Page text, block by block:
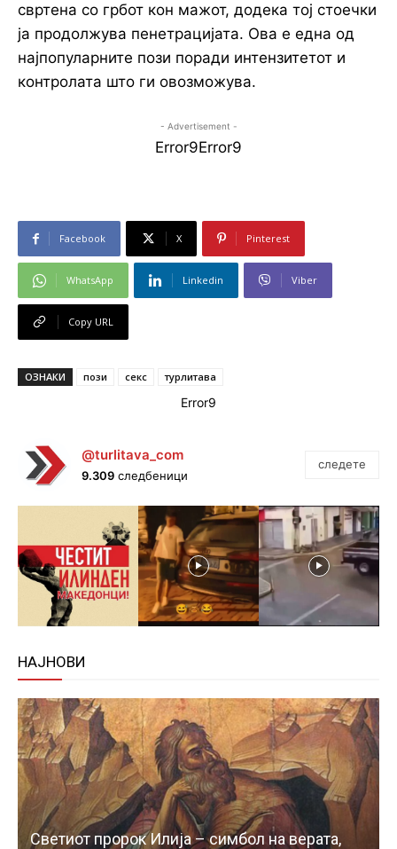
свртена со грбот кон мажот, додека тој стоечки
ја продолжува пенетрацијата. Ова е една од
најпопуларните пози поради интензитетот и
контролата што ги овозможува.
- Advertisement -
Error9Error9
Facebook X Pinterest
WhatsApp Linkedin Viber
Copy URL
ОЗНАКИ пози секс турлитава
Error9
@turlitava_com
9.309 следбеници
следете
НАЈНОВИ
Светиот пророк Илија – симбол на верата,